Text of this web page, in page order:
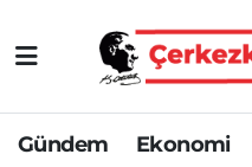
Gündem Ekonomi
Asayiş
Ekonomi
Tekirdağ Nöbetçi
Tekirdağ Hava